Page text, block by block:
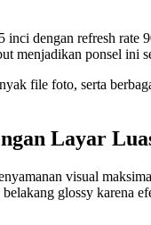
dengan refresh
menjadikan ponsel
file foto, serta
Layar
visual
glossy karena